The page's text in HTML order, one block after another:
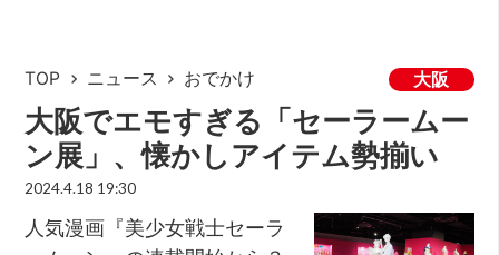
TOP ニュース おでかけ 大阪
大阪でエモすぎる「セーラームー
ン展」、懐かしアイテム勢揃い
2024.4.18 19:30
人気漫画『美少女戦士セーラ